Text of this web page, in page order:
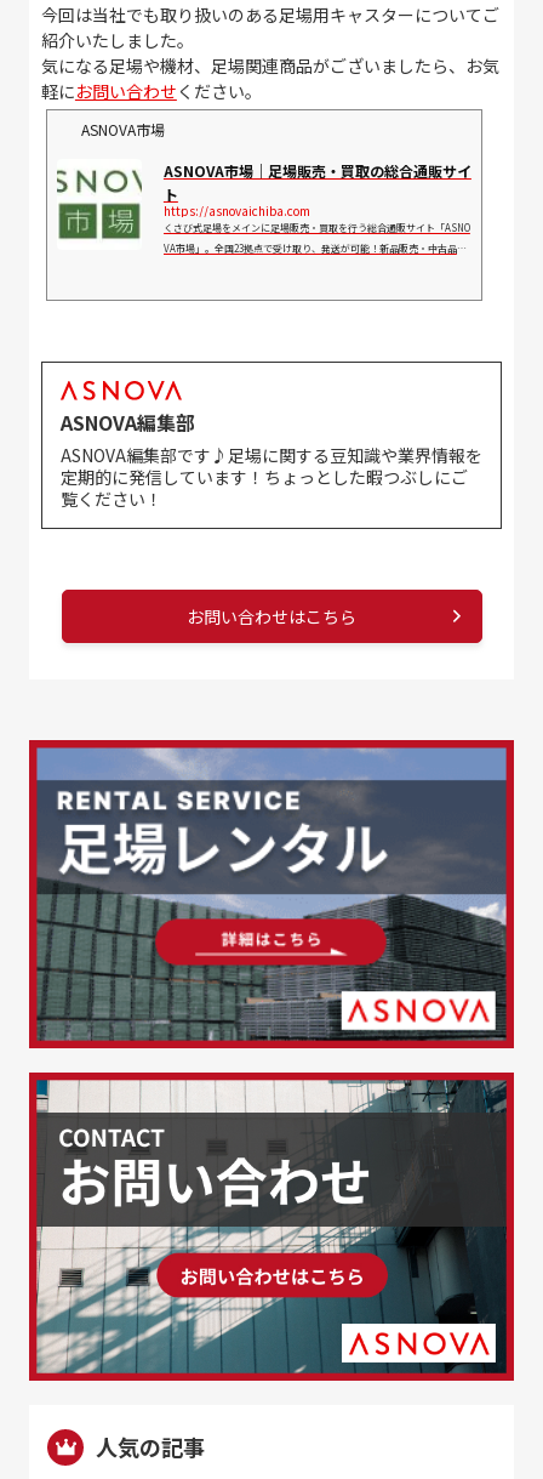
今回は当社でも取り扱いのある足場用キャスターについてご
紹介いたしました。
気になる足場や機材、足場関連商品がございましたら、お気
軽にお問い合わせ ください。
ASNOVA市場
ASNOVA市場｜足場販売・買取の総合通販サイ
ト
https://asnovaichiba.com
くさび式足場をメインに足場販売・買取を行う総合通販サイト「ASNO
VA市場」。全国23拠点で受け取り、発送が可能！新品販売・中古品販
ASNOVA編集部
ASNOVA編集部です♪足場に関する豆知識や業界情報を
定期的に発信しています！ちょっとした暇つぶしにご
覧ください！
お問い合わせはこちら
人気の記事